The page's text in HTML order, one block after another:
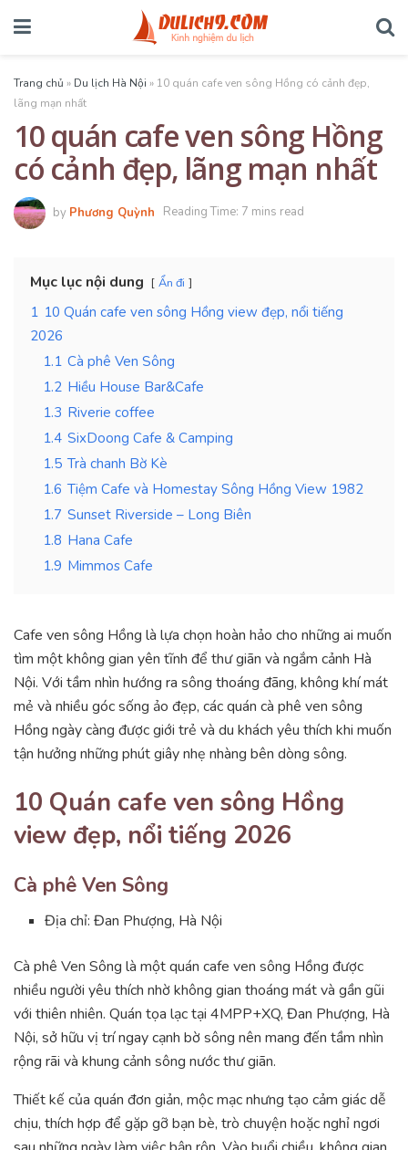
Trang chủ » Du lịch Hà Nội » 10 quán cafe ven sông Hồng có cảnh đẹp,
lãng mạn nhất
10 quán cafe ven sông Hồng
có cảnh đẹp, lãng mạn nhất
by Phương Quỳnh Reading Time: 7 mins read
Mục lục nội dung Ẩn đi
1 10 Quán cafe ven sông Hồng view đẹp, nổi tiếng
2026
1.1 Cà phê Ven Sông
1.2 Hiều House Bar&Cafe
1.3 Riverie coffee
1.4 SixDoong Cafe & Camping
1.5 Trà chanh Bờ Kè
1.6 Tiệm Cafe và Homestay Sông Hồng View 1982
1.7 Sunset Riverside – Long Biên
1.8 Hana Cafe
1.9 Mimmos Cafe
Cafe ven sông Hồng là lựa chọn hoàn hảo cho những ai muốn
tìm một không gian yên tĩnh để thư giãn và ngắm cảnh Hà
Nội. Với tầm nhìn hướng ra sông thoáng đãng, không khí mát
mẻ và nhiều góc sống ảo đẹp, các quán cà phê ven sông
Hồng ngày càng được giới trẻ và du khách yêu thích khi muốn
tận hưởng những phút giây nhẹ nhàng bên dòng sông.
10 Quán cafe ven sông Hồng
view đẹp, nổi tiếng 2026
Cà phê Ven Sông
Địa chỉ: Đan Phượng, Hà Nội
Cà phê Ven Sông là một quán cafe ven sông Hồng được
nhiều người yêu thích nhờ không gian thoáng mát và gần gũi
với thiên nhiên. Quán tọa lạc tại 4MPP+XQ, Đan Phượng, Hà
Nội, sở hữu vị trí ngay cạnh bờ sông nên mang đến tầm nhìn
rộng rãi và khung cảnh sông nước thư giãn.
Thiết kế của quán đơn giản, mộc mạc nhưng tạo cảm giác dễ
chịu, thích hợp để gặp gỡ bạn bè, trò chuyện hoặc nghỉ ngơi